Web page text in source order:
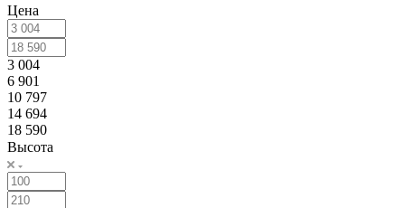
Цена
3 004
6 901
10 797
14 694
18 590
Высота